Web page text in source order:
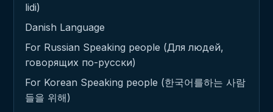
lidi)
Danish Language
For Russian Speaking people (Для людей,
говорящих по-русски)
For Korean Speaking people (한국어를하는 사람
들을 위해)